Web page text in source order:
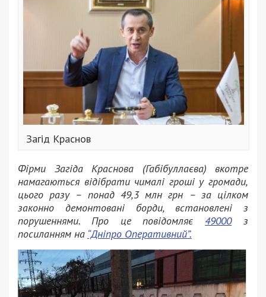
Загід Краснов
Фірми Загіда Краснова (Габібуллаєва) вкотре
намагаються відібрати чималі гроші у громади,
цього разу – понад 49,3 млн грн – за цілком
законно демонтовані борди, встановлені з
порушеннями. Про це повідомляє49000з
посиланням на “Дніпро Оперативний”.